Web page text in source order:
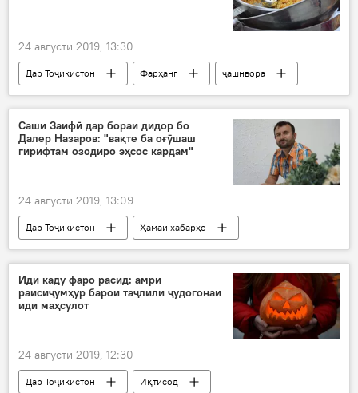
24 августи 2019, 13:30
Дар Тоҷикистон Фарҳанг
ҷашнвора
Фестивали оши палав
Иди харбуза ва асал
Эмомалӣ Раҳмон
Суғд Хуҷанд
Саши Заифӣ дар бораи дидор бо
Далер Назаров: "вақте ба оғӯшаш
гирифтам озодиро эҳсос кардам"
24 августи 2019, 13:09
Дар Тоҷикистон Ҳамаи хабарҳо
Иди каду фаро расид: амри
раисиҷумҳур барои таҷлили ҷудогонаи
иди маҳсулот
24 августи 2019, 12:30
Дар Тоҷикистон Иқтисод